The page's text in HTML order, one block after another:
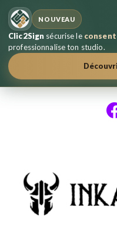
NOUVEAU
Clic2Sign sécurise le
professionnalise ton studio.